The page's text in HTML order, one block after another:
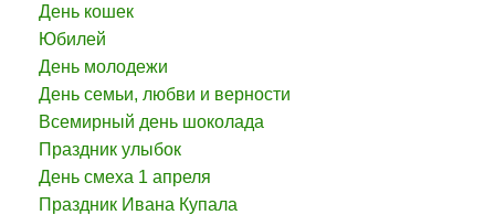
День кошек
Юбилей
День молодежи
День семьи, любви и верности
Всемирный день шоколада
Праздник улыбок
День смеха 1 апреля
Праздник Ивана Купала